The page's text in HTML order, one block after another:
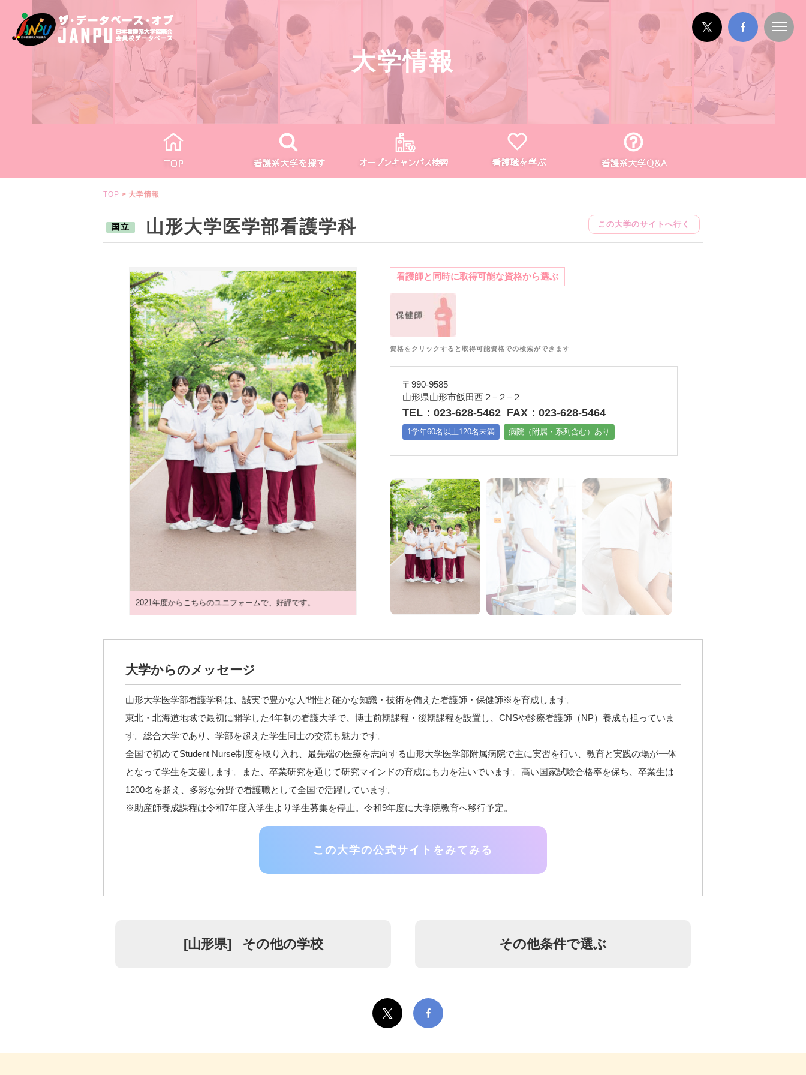
大学情報
TOP > 大学情報
国立 山形大学医学部看護学科 この大学のサイトへ行く
2021年度からこちらのユニフォームで、好評です。
看護師と同時に取得可能な資格から選ぶ
資格をクリックすると取得可能資格での検索ができます
〒990-9585
山形県山形市飯田西２−２−２
TEL：023-628-5462 FAX：023-628-5464
1学年60名以上120名未満 病院（附属・系列含む）あり
大学からのメッセージ
山形大学医学部看護学科は、誠実で豊かな人間性と確かな知識・技術を備えた看護師・保健師※を育成します。
東北・北海道地域で最初に開学した4年制の看護大学で、博士前期課程・後期課程を設置し、CNSや診療看護師（NP）養成も担っていま
す。総合大学であり、学部を超えた学生同士の交流も魅力です。
全国で初めてStudent Nurse制度を取り入れ、最先端の医療を志向する山形大学医学部附属病院で主に実習を行い、教育と実践の場が一体
となって学生を支援します。また、卒業研究を通じて研究マインドの育成にも力を注いでいます。高い国家試験合格率を保ち、卒業生は
1200名を超え、多彩な分野で看護職として全国で活躍しています。
※助産師養成課程は令和7年度入学生より学生募集を停止。令和9年度に大学院教育へ移行予定。
この大学の公式サイトをみてみる
[山形県] その他の学校 その他条件で選ぶ